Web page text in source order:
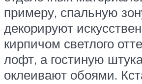
примеру, спальную
декорируют
кирпичом светлого
лофт, а гостиную
оклеивают обоями.